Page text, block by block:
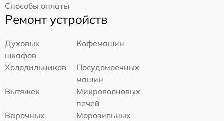
Способы оплаты
Ремонт устройств
Духовых
шкафов
Кофемашин
Холодильников
Посудомоечных
машин
Вытяжек
Микроволновых
печей
Варочных
Морозильных